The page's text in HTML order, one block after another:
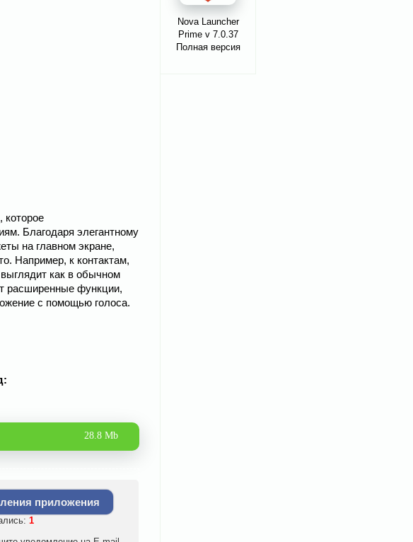
которое
Благодаря элегантному
на главном экране,
Например, к контактам,
как в обычном
расширенные функции,
с помощью голоса.
28.8 Mb
приложения
1
Nova Launcher
Prime v 7.0.37
Полная версия